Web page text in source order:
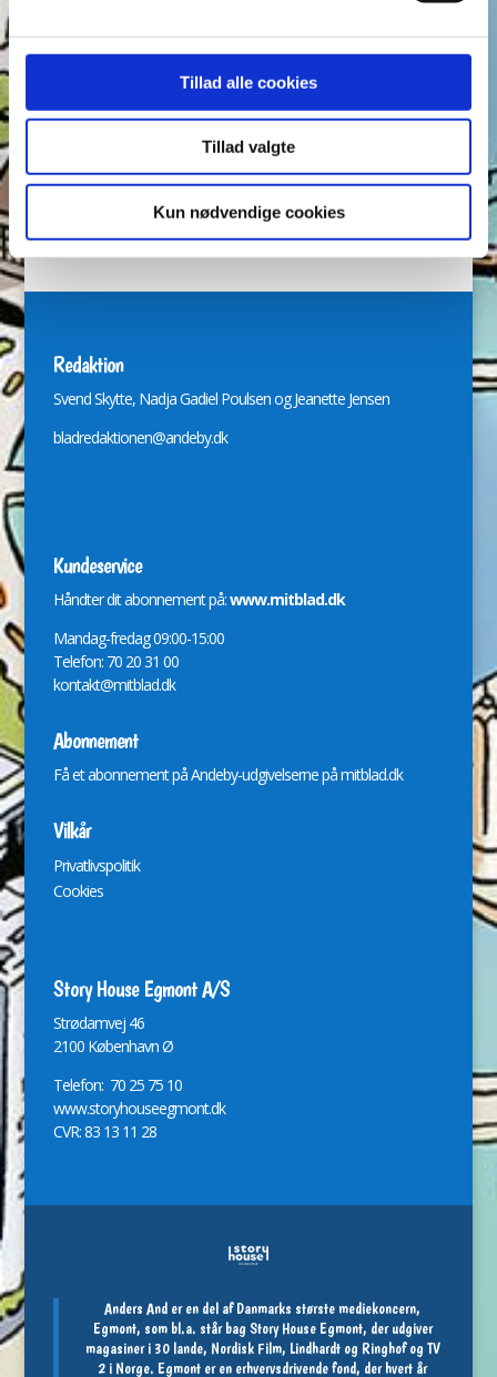
Tillad alle cookies
Tillad valgte
Kun nødvendige cookies
Mickey Mouse
Quiz Rap og Rup Rip
Skole
Tegnere
Tegnere og forfattere
Ugens Du gådeste
Arkiver
Redaktion
Svend Skytte, Nadja Gadiel Poulsen og Jeanette Jensen
bladredaktionen@andeby.dk
Kundeservice
Håndter dit abonnement på:www.mitblad.dk
Mandag-fredag 09:00-15:00
Telefon: 70 20 31 00
kontakt@mitblad.dk
Abonnement
Få et abonnement på Andeby-udgivelserne påmitblad.dk
Vilkår
Privatlivspolitik
Cookies
Story House Egmont A/S
Strødamvej 46
2100 København Ø
Telefon: 70 25 75 10
www.storyhouseegmont.dk
CVR: 83 13 11 28
Anders And er en del af Danmarks største mediekoncern,
Egmont, som bl.a. står bag Story House Egmont, der udgiver
magasiner i 30 lande, Nordisk Film, Lindhardt og Ringhof og TV
2 i Norge. Egmont er en erhvervsdrivende fond, der hvert år